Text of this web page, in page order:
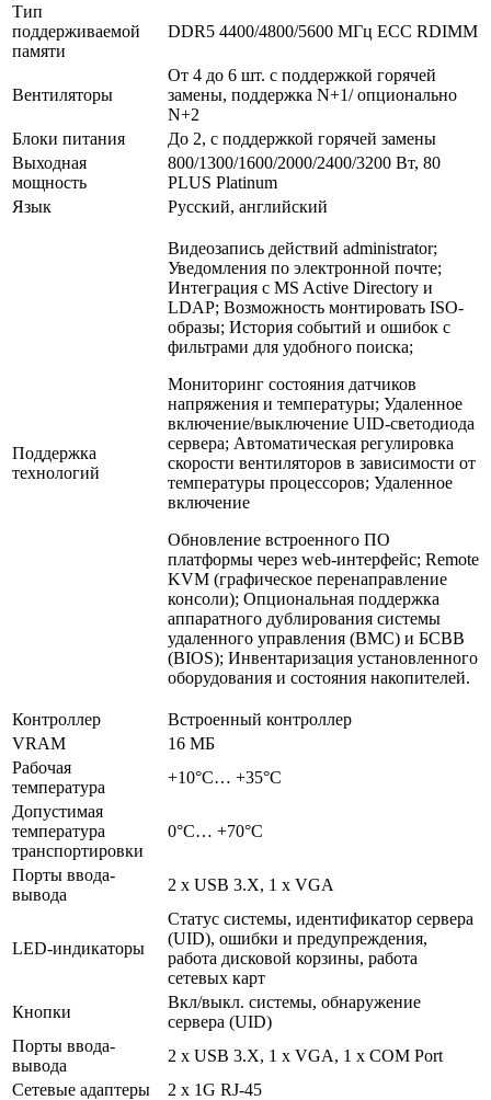
Тип
поддерживаемой
памяти
DDR5 4400/4800/5600 МГц ECC RDIMM
Вентиляторы
От 4 до 6 шт. с поддержкой горячей
замены, поддержка N+1/ опционально
N+2
Блоки питания
До 2, с поддержкой горячей замены
Выходная
мощность
800/1300/1600/2000/2400/3200 Вт, 80
PLUS Platinum
Язык
Русский, английский
Поддержка
технологий
Видеозапись действий administrator;
Уведомления по электронной почте;
Интеграция с MS Active Directory и
LDAP; Возможность монтировать ISO-
образы; История событий и ошибок с
фильтрами для удобного поиска;
Мониторинг состояния датчиков
напряжения и температуры; Удаленное
включение/выключение UID-светодиода
сервера; Автоматическая регулировка
скорости вентиляторов в зависимости от
температуры процессоров; Удаленное
включение
Обновление встроенного ПО
платформы через web-интерфейс; Remote
KVM (графическое перенаправление
консоли); Опциональная поддержка
аппаратного дублирования системы
удаленного управления (BMC) и БСВВ
(BIOS); Инвентаризация установленного
оборудования и состояния накопителей.
Контроллер
Встроенный контроллер
VRAM
16 МБ
Рабочая
температура
+10°C… +35°C
Допустимая
температура
транспортировки
0°C… +70°C
Порты ввода-
вывода
2 х USB 3.X, 1 х VGA
LED-индикаторы
Статус системы, идентификатор сервера
(UID), ошибки и предупреждения,
работа дисковой корзины, работа
сетевых карт
Кнопки
Вкл/выкл. системы, обнаружение
сервера (UID)
Порты ввода-
вывода
2 x USB 3.X, 1 x VGA, 1 x COM Port
Сетевые адаптеры
2 x 1G RJ-45